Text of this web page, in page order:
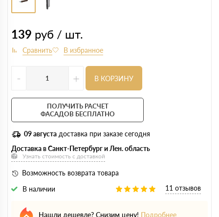
139 руб / шт.
- + В КОРЗИНУ
ПОЛУЧИТЬ РАСЧЕТ
ФАСАДОВ БЕСПЛАТНО
09 августа доставка при заказе сегодня
Доставка в Санкт-Петербург и Лен. область
Узнать стоимость с доставкой
Возможность возврата товара
В наличии
11 отзывов
Нашли дешевле? Снизим цену! Подробнее